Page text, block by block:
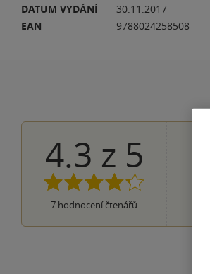
DATUM VYDÁNÍ
30.11.2017
EAN
9788024258508
4.3 z 5
7 hodnocení čtenářů